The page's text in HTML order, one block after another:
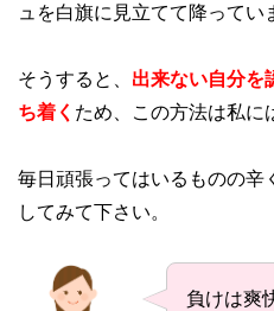
ュを白旗に見立てて降ってい
そうすると、 出来ない自分を
ち着く ため、この方法は私に
毎日頑張ってはいるものの辛
してみて下さい。
負けは爽